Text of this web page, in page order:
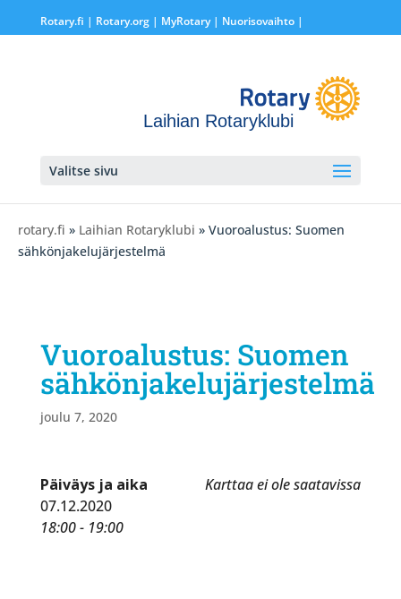
Rotary.fi | Rotary.org| MyRotary | Nuorisovaihto|
Laihian Rotaryklubi
Valitse sivu
rotary.fi » Laihian Rotaryklubi » Vuoroalustus: Suomen
sähkönjakelujärjestelmä
Vuoroalustus: Suomen
sähkönjakelujärjestelmä
joulu 7, 2020
Karttaa ei ole saatavissa
Päiväys ja aika
07.12.2020
18:00 - 19:00